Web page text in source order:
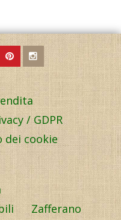
/ GDPR
dei cookie
Zafferano